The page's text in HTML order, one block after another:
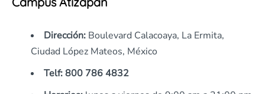
Dirección: Boulevard Calacoaya, La Ermita,
Ciudad López Mateos, México
Telf:800 786 4832